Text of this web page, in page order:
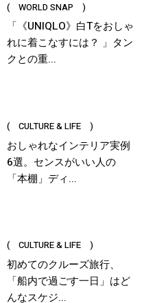
( WORLD SNAP )
「《UNIQLO》白Tをおしゃ
れに着こなすには？ 」タン
クとの重...
( CULTURE & LIFE )
おしゃれなインテリア実例
6選。センスがいい人の
「本棚」ディ...
( CULTURE & LIFE )
初めてのクルーズ旅行、
「船内で過ごす一日」はど
んなスケジ...